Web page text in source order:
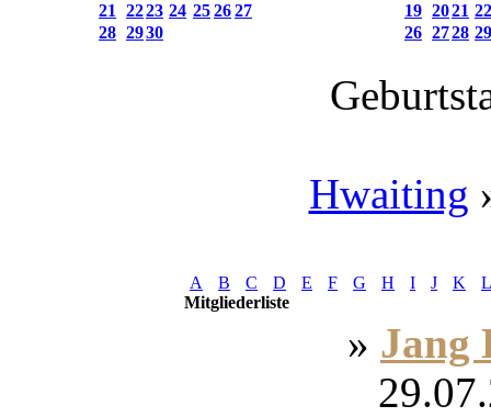
21
2223 24 252627
28 2930
19 2021 22
26 2728 29
Hwaiting
A B C D E F G H I J K
L
Mitgliederliste
» Jang